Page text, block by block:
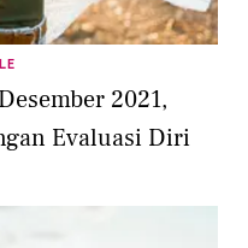
2021,
Evaluasi Diri